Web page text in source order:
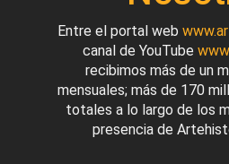
Entre el portal web
canal de YouTube
recibimos más de un
mensuales; más de 170
totales a lo largo de los
presencia de